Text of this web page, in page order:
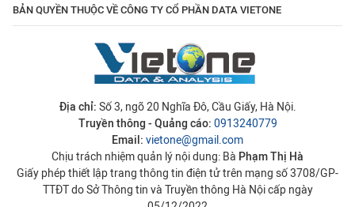
BẢN QUYỀN THUỘC VỀ CÔNG TY CỔ PHẦN DATA VIETONE
Địa chỉ: Số 3, ngõ 20 Nghĩa Đô, Cầu Giấy, Hà Nội.
Truyền thông - Quảng cáo: 0913240779
Email: vietone@gmail.com
Chịu trách nhiệm quản lý nội dung: Bà Phạm Thị Hà
Giấy phép thiết lập trang thông tin điện tử trên mạng số 3708/GP-
TTĐT do Sở Thông tin và Truyền thông Hà Nội cấp ngày